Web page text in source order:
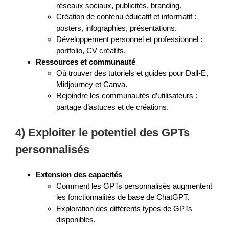
réseaux sociaux, publicités, branding.
Création de contenu éducatif et informatif :
posters, infographies, présentations.
Développement personnel et professionnel :
portfolio, CV créatifs.
Ressources et communauté
Où trouver des tutoriels et guides pour Dall-E,
Midjourney et Canva.
Rejoindre les communautés d’utilisateurs :
partage d’astuces et de créations.
4) Exploiter le potentiel des GPTs
personnalisés
Extension des capacités
Comment les GPTs personnalisés augmentent
les fonctionnalités de base de ChatGPT.
Exploration des différents types de GPTs
disponibles.